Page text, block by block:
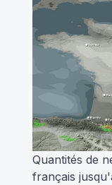
Quantités de
français